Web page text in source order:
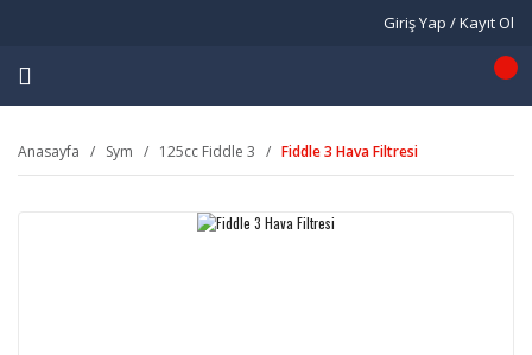
Giriş Yap / Kayıt Ol
Anasayfa Sym 125cc Fiddle 3 Fiddle 3 Hava Filtresi